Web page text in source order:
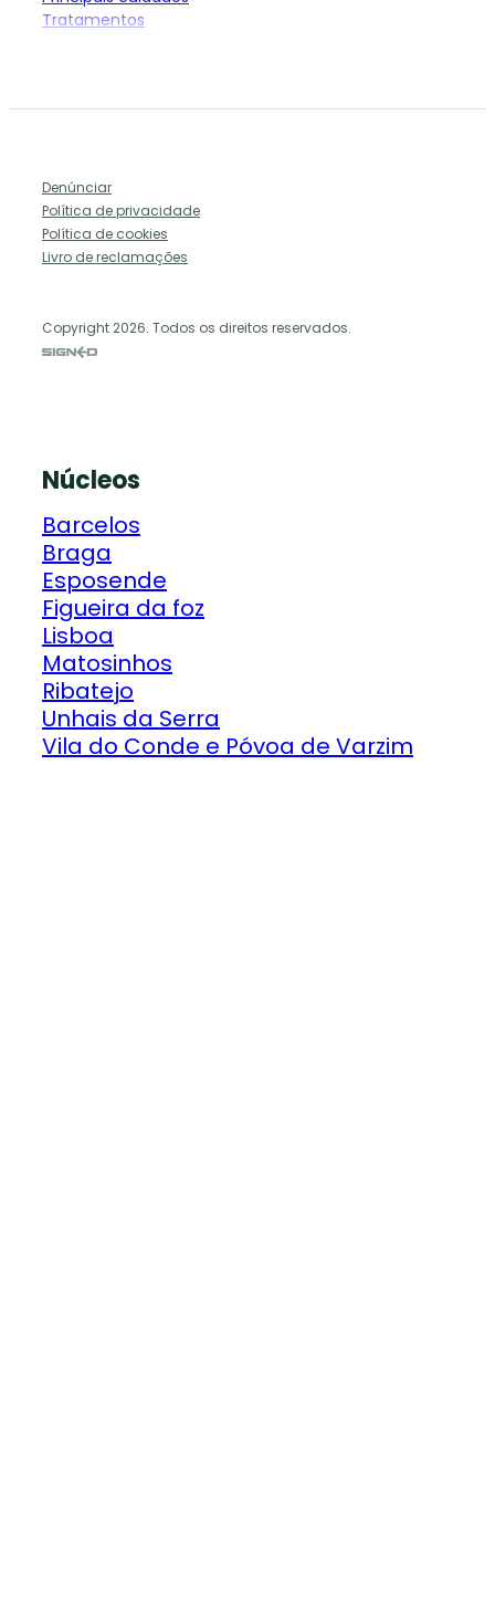
Tratamentos
A Associação
Missão e objetivos
História da APP
Órgãos diretivos
Dia Nacional de Luta contra a Paramiloidose
Torne-se sócio
Denúnciar
Política de privacidade
Política de cookies
Livro de reclamações
Copyright 2026. Todos os direitos reservados.
Núcleos
Barcelos
Braga
Esposende
Figueira da foz
Lisboa
Matosinhos
Ribatejo
Unhais da Serra
Vila do Conde e Póvoa de Varzim